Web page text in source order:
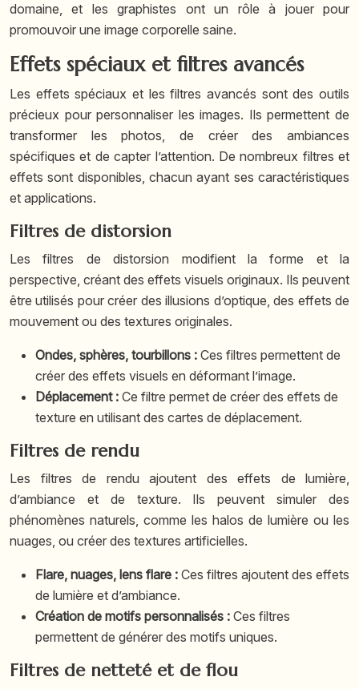
domaine, et les graphistes ont un rôle à jouer pour
promouvoir une image corporelle saine.
Effets spéciaux et filtres avancés
Les effets spéciaux et les filtres avancés sont des outils
précieux pour personnaliser les images. Ils permettent de
transformer les photos, de créer des ambiances
spécifiques et de capter l’attention. De nombreux filtres et
effets sont disponibles, chacun ayant ses caractéristiques
et applications.
Filtres de distorsion
Les filtres de distorsion modifient la forme et la
perspective, créant des effets visuels originaux. Ils peuvent
être utilisés pour créer des illusions d’optique, des effets de
mouvement ou des textures originales.
Ondes, sphères, tourbillons : Ces filtres permettent de
créer des effets visuels en déformant l’image.
Déplacement : Ce filtre permet de créer des effets de
texture en utilisant des cartes de déplacement.
Filtres de rendu
Les filtres de rendu ajoutent des effets de lumière,
d’ambiance et de texture. Ils peuvent simuler des
phénomènes naturels, comme les halos de lumière ou les
nuages, ou créer des textures artificielles.
Flare, nuages, lens flare : Ces filtres ajoutent des effets
de lumière et d’ambiance.
Création de motifs personnalisés : Ces filtres
permettent de générer des motifs uniques.
Filtres de netteté et de flou